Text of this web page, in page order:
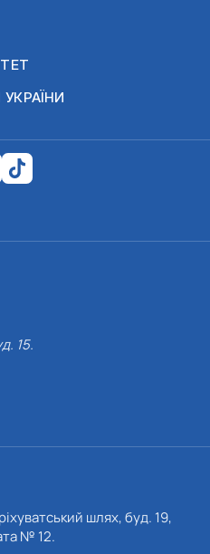
15.
шлях, буд. 19,
№ 12.